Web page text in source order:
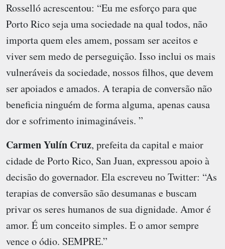
Rosselló acrescentou: “Eu me esforço para que
Porto Rico seja uma sociedade na qual todos, não
importa quem eles amem, possam ser aceitos e
viver sem medo de perseguição. Isso inclui os mais
vulneráveis ​​da sociedade, nossos filhos, que devem
ser apoiados e amados. A terapia de conversão não
beneficia ninguém de forma alguma, apenas causa
dor e sofrimento inimagináveis. ”
Carmen Yulín Cruz, prefeita da capital e maior
cidade de Porto Rico, San Juan, expressou apoio à
decisão do governador. Ela escreveu no Twitter: “As
terapias de conversão são desumanas e buscam
privar os seres humanos de sua dignidade. Amor é
amor. É um conceito simples. E o amor sempre
vence o ódio. SEMPRE.”